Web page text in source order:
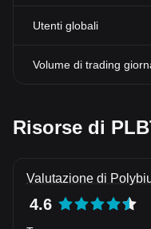
Utenti globali
Volume di trading
Risorse di
Valutazione di
4.6